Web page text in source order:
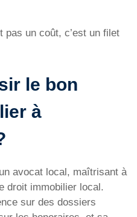
pas un coût, c’est un filet
le bon
à
avocat local, maîtrisant à
droit immobilier local.
sur des dossiers